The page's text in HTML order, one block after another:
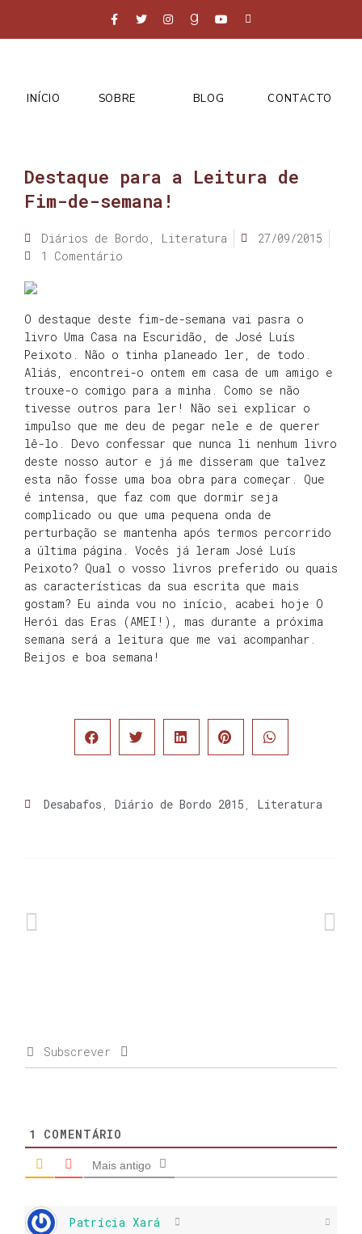
INÍCIO SOBRE BLOG CONTACTO
Destaque para a Leitura de
Fim-de-semana!
Diários de Bordo , Literatura
27/09/2015
1 Comentário
O destaque deste fim-de-semana vai pasra o
livro Uma Casa na Escuridão, de José Luís
Peixoto. Não o tinha planeado ler, de todo.
Aliás, encontrei-o ontem em casa de um amigo e
trouxe-o comigo para a minha. Como se não
tivesse outros para ler! Não sei explicar o
impulso que me deu de pegar nele e de querer
lê-lo. Devo confessar que nunca li nenhum livro
deste nosso autor e já me disseram que talvez
esta não fosse uma boa obra para começar. Que
é intensa, que faz com que dormir seja
complicado ou que uma pequena onda de
perturbação se mantenha após termos percorrido
a última página. Vocês já leram José Luís
Peixoto? Qual o vosso livros preferido ou quais
as características da sua escrita que mais
gostam? Eu ainda vou no início, acabei hoje O
Herói das Eras (AMEI!), mas durante a próxima
semana será a leitura que me vai acompanhar.
Beijos e boa semana!
Desabafos Diário de Bordo 2015 Literatura
Subscrever
1 COMENTÁRIO
Mais antigo
Patrícia Xará